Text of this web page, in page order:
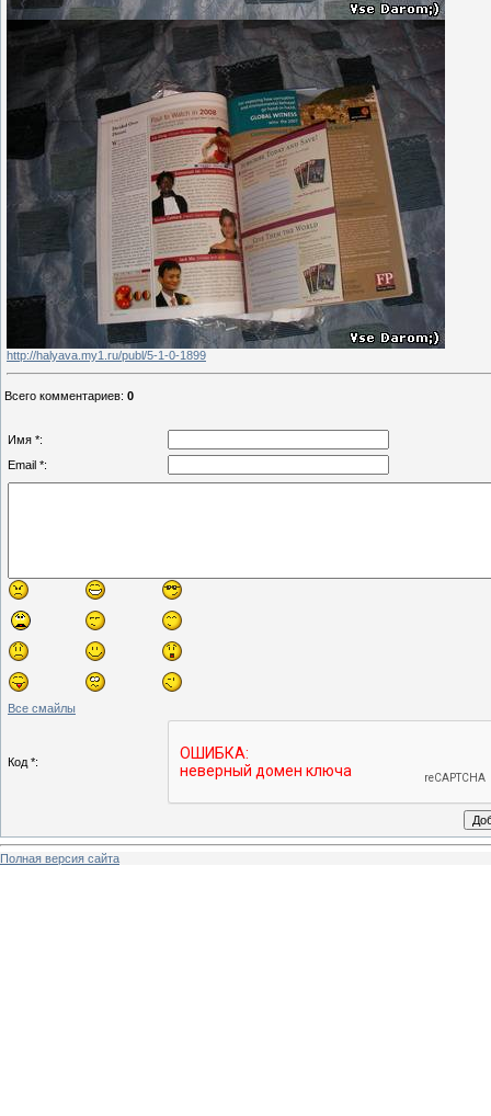
http://halyava.my1.ru/publ/5-1-0-1899
Всего комментариев: 0
Имя *:
Email *:
Все смайлы
Код *:
Полная версия сайта